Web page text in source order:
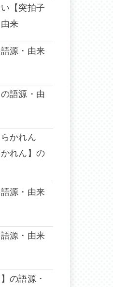
【突拍子
来
源・由来
語源・由
かれん
れん】の
源・由来
源・由来
の語源・